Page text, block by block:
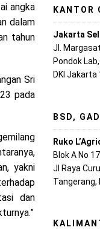
angka
dalam
tahun
Sri
pada
yakni
dan
KANTOR
Jakarta
Jl.
Pondok
DKI Jakarta
BSD,
Ruko
Blok A No
Jl Raya
Tangerang,